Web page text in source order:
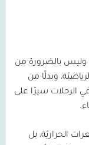
وليس بالضرورة من
وبدلًا من
الرحلات سيرًا على
الحراريّة، بل